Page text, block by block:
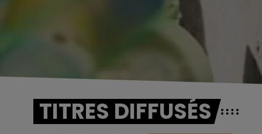
TITRES DIFFUSÉS